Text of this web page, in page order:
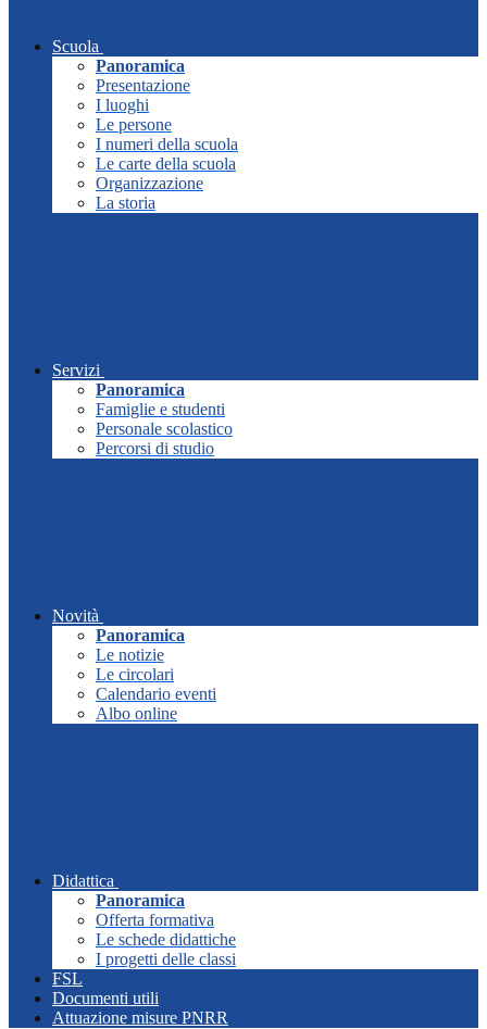
Scuola
Panoramica
Presentazione
I luoghi
Le persone
I numeri della scuola
Le carte della scuola
Organizzazione
La storia
Servizi
Panoramica
Famiglie e studenti
Personale scolastico
Percorsi di studio
Novità
Panoramica
Le notizie
Le circolari
Calendario eventi
Albo online
Didattica
Panoramica
Offerta formativa
Le schede didattiche
I progetti delle classi
FSL
Documenti utili
Attuazione misure PNRR